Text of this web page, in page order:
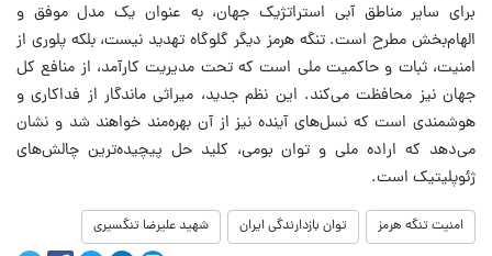
برای سایر مناطق آبی استراتژیک جهان، به عنوان یک مدل موفق و
الهام‌بخش مطرح است. تنگه هرمز دیگر گلوگاه تهدید نیست، بلکه پلوری از
امنیت، ثبات و حاکمیت ملی است که تحت مدیریت کارآمد، از منافع کل
جهان نیز محافظت می‌کند. این نظم جدید، میراثی ماندگار از فداکاری و
هوشمندی است که نسل‌های آینده نیز از آن بهره‌مند خواهند شد و نشان
می‌دهد که اراده ملی و توان بومی، کلید حل پیچیده‌ترین چالش‌های
ژئوپلیتیک است.
امنیت تنگه هرمز توان بازدارندگی ایران شهید علیرضا تنگسیری